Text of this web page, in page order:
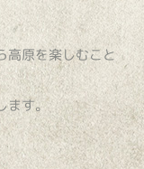
高原を楽しむこと
ます。